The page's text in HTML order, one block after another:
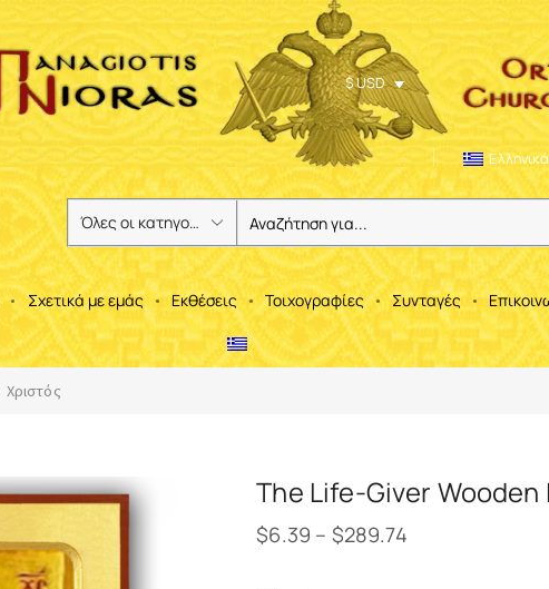
$ USD
Ελληνικά
Σχετικά με εμάς Εκθέσεις Τοιχογραφίες Συνταγές
Χριστός
The Life-Giver Wooden
$6.39 – $289.74